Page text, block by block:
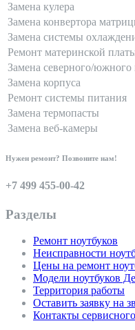
Замена кулера
Замена конвертора
Замена системы
Ремонт материнской
Замена северного/южного
Замена корпуса
Ремонт системы питания
Замена термопасты
Замена веб-камеры
Нужен ремонт? Позвоните нам!
+7 499 455-00-42
Разделы
Ремонт ноутбуков
Неисправности
Цены на ремонт
Модели ноутбуков
Территория работы
Оставить заявку на
Контакты